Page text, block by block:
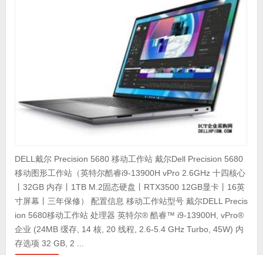
DELL戴尔 Precision 5680 移动工作站 戴尔Dell Precision 5680
移动图形工作站（英特尔酷睿i9-13900H vPro 2.6GHz 十四核心
丨32GB 内存丨1TB M.2固态硬盘丨RTX3500 12GB显卡丨16英
寸屏幕丨三年保修） 配置信息 移动工作站型号 戴尔DELL Precis
ion 5680移动工作站 处理器 英特尔® 酷睿™ i9-13900H, vPro®
企业 (24MB 缓存, 14 核, 20 线程, 2.6-5.4 GHz Turbo, 45W) 内
存选项 32 GB, 2 ...